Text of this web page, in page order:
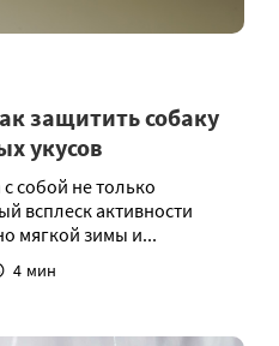
защитить собаку
укусов
собой не только
всплеск активности
мягкой зимы и...
4 мин